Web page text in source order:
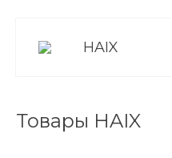
HAIX
Товары HAIX